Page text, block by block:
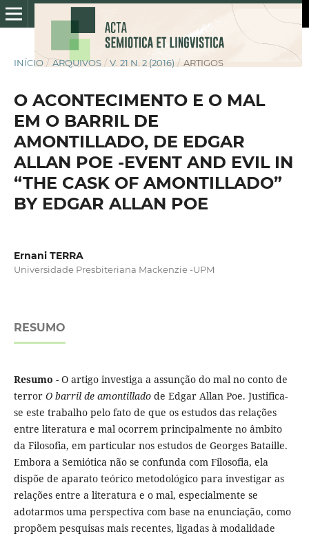
INÍCIO / ARQUIVOS / V. 21 N. 2 (2016) / ARTIGOS
O ACONTECIMENTO E O MAL
EM O BARRIL DE
AMONTILLADO, DE EDGAR
ALLAN POE -EVENT AND EVIL IN
“THE CASK OF AMONTILLADO”
BY EDGAR ALLAN POE
Ernani TERRA
Universidade Presbiteriana Mackenzie -UPM
RESUMO
Resumo - O artigo investiga a assunção do mal no conto de
terror O barril de amontillado de Edgar Allan Poe. Justifica-
se este trabalho pelo fato de que os estudos das relações
entre literatura e mal ocorrem principalmente no âmbito
da Filosofia, em particular nos estudos de Georges Bataille.
Embora a Semiótica não se confunda com Filosofia, ela
dispõe de aparato teórico metodológico para investigar as
relações entre a literatura e o mal, especialmente se
adotarmos uma perspectiva com base na enunciação, como
propõem pesquisas mais recentes, ligadas à modalidade